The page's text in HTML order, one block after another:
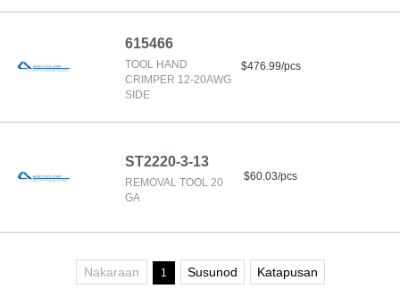
615466
TOOL HAND
CRIMPER 12-20AWG
SIDE
$476.99/pcs
ST2220-3-13
REMOVAL TOOL 20
GA
$60.03/pcs
Nakaraan 1 Susunod Katapusan